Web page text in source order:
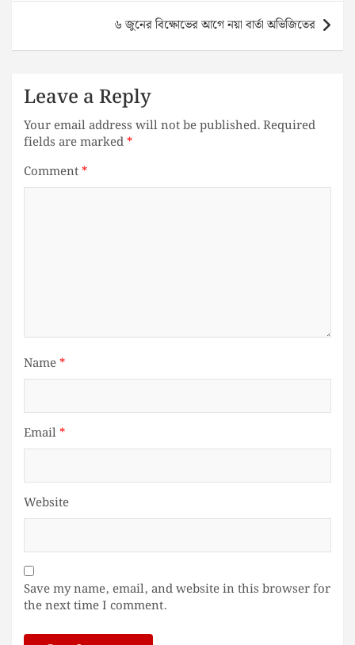
৬ জুনের বিক্ষোভের আগে নয়া বার্তা অভিজিতের
Leave a Reply
Your email address will not be published.Required
fields are marked*
Comment*
Name*
Email*
Website
Save my name, email, and website in this browser for
the next time I comment.